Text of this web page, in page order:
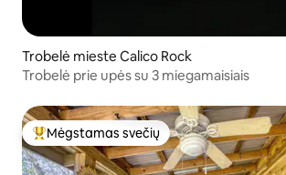
Trobelė mieste Calico Rock
Trobelė prie upės su 3 miegamaisiais
Svečių mėgstamiausias
Mėgstamas svečių